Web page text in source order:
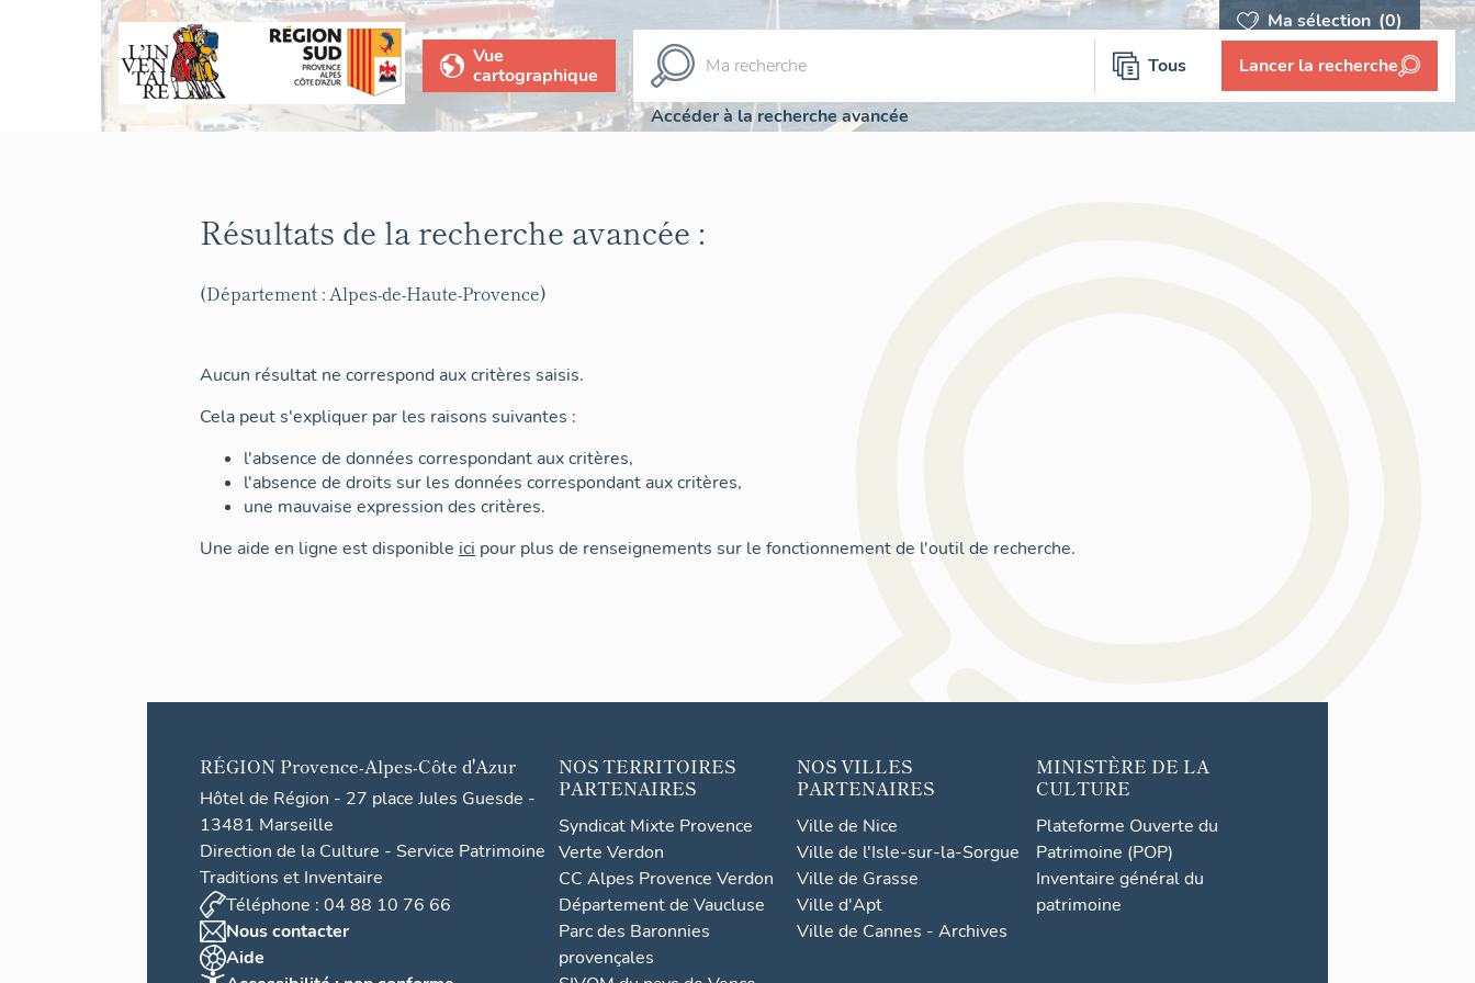
Ma sélection (0)
Vue
cartographique
Tous Lancer la recherche
Accéder à la recherche avancée
Résultats de la recherche avancée :
(Département : Alpes-de-Haute-Provence)
Aucun résultat ne correspond aux critères saisis.
Cela peut s'expliquer par les raisons suivantes :
l'absence de données correspondant aux critères,
l'absence de droits sur les données correspondant aux critères,
une mauvaise expression des critères.
Une aide en ligne est disponible ici pour plus de renseignements sur le fonctionnement de l'outil de recherche.
RÉGION Provence-Alpes-Côte d'Azur
Hôtel de Région - 27 place Jules Guesde -
13481 Marseille
Direction de la Culture - Service Patrimoine
Traditions et Inventaire
Téléphone : 04 88 10 76 66
Nous contacter
Aide
NOS TERRITOIRES
PARTENAIRES
Syndicat Mixte Provence
Verte Verdon
CC Alpes Provence Verdon
Département de Vaucluse
Parc des Baronnies
provençales
NOS VILLES
PARTENAIRES
Ville de Nice
Ville de l'Isle-sur-la-Sorgue
Ville de Grasse
Ville d'Apt
Ville de Cannes - Archives
MINISTÈRE DE LA
CULTURE
Plateforme Ouverte du
Patrimoine (POP)
Inventaire général du
patrimoine